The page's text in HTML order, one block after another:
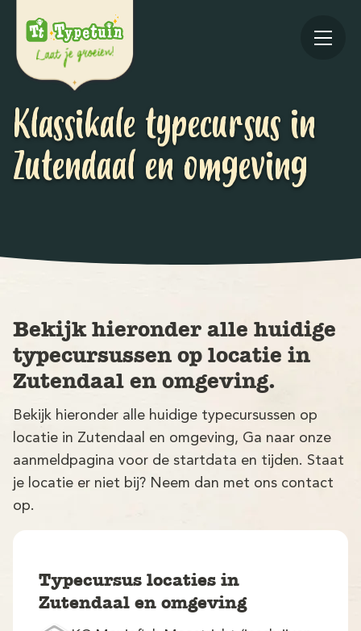
Klassikale typecursus in
Zutendaal en omgeving
Bekijk hieronder alle huidige
typecursussen op locatie in
Zutendaal en omgeving.
Bekijk hieronder alle huidige typecursussen op
locatie in Zutendaal en omgeving, Ga naar onze
aanmeldpagina voor de startdata en tijden. Staat
je locatie er niet bij? Neem dan met ons contact
op.
Typecursus locaties in
Zutendaal en omgeving